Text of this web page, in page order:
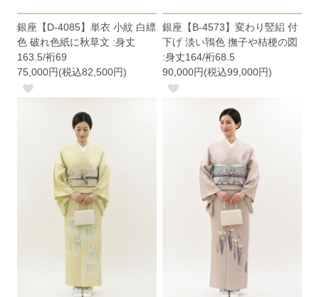
銀座【D-4085】単衣 小紋 白縹
色 破れ色紙に秋草文 :身丈
163.5/裄69
75,000円(税込82,500円)
銀座【B-4573】変わり竪絽 付
下げ 淡い鴇色 撫子や桔梗の図
:身丈164/裄68.5
90,000円(税込99,000円)